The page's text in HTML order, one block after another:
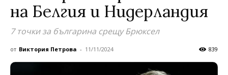
на Белгия и Нидерландия
7 точки за българина срещу Брюксел
от Виктория Петрова - 11/11/2024 839